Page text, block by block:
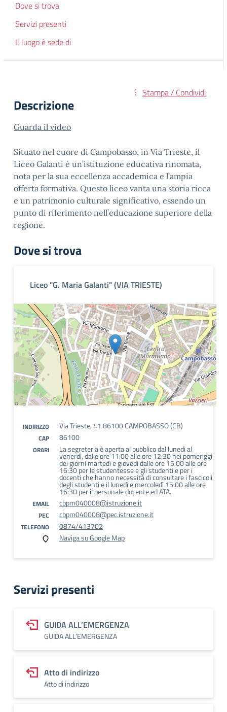
Dove si trova
Servizi presenti
Il luogo è sede di
Stampa / Condividi
Descrizione
Guarda il video
Situato nel cuore di Campobasso, in Via Trieste, il
Liceo Galanti è un’istituzione educativa rinomata,
nota per la sua eccellenza accademica e l’ampia
offerta formativa. Questo liceo vanta una storia ricca
e un patrimonio culturale significativo, essendo un
punto di riferimento nell’educazione superiore della
regione.
Dove si trova
Liceo "G. Maria Galanti" (VIA TRIESTE)
INDIRIZZO Via Trieste, 41 86100 CAMPOBASSO (CB)
CAP 86100
ORARI La segreteria è aperta al pubblico dal lunedì al
venerdì, dalle ore 11:00 alle ore 12:30 nei pomeriggi
dei giorni martedì e giovedì dalle ore 15:00 alle ore
16:30 per le studentesse e gli studenti e per i
docenti che hanno necessità di consultare i fascicoli
degli studenti e il lunedì e mercoledì 15:00 alle ore
16:30 per il personale docente ed ATA.
EMAIL cbpm040008@istruzione.it
PEC cbpm040008@pec.istruzione.it
TELEFONO
0874/413702
Naviga su Google Map
Servizi presenti
GUIDA ALL’EMERGENZA
GUIDA ALL’EMERGENZA
Atto di indirizzo
Atto di indirizzo